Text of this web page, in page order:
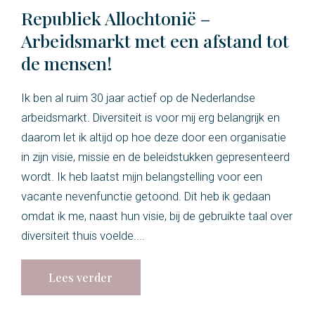
Republiek Allochtonië –
Arbeidsmarkt met een afstand tot
de mensen!
Ik ben al ruim 30 jaar actief op de Nederlandse
arbeidsmarkt. Diversiteit is voor mij erg belangrijk en
daarom let ik altijd op hoe deze door een organisatie
in zijn visie, missie en de beleidstukken gepresenteerd
wordt. Ik heb laatst mijn belangstelling voor een
vacante nevenfunctie getoond. Dit heb ik gedaan
omdat ik me, naast hun visie, bij de gebruikte taal over
diversiteit thuis voelde....
Lees verder